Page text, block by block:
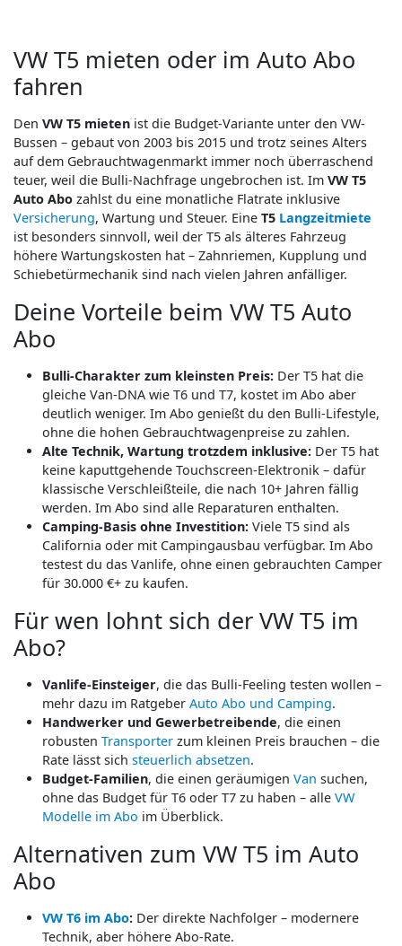
VW T5 mieten oder im Auto Abo
fahren
Den VW T5 mieten ist die Budget-Variante unter den VW-
Bussen – gebaut von 2003 bis 2015 und trotz seines Alters
auf dem Gebrauchtwagenmarkt immer noch überraschend
teuer, weil die Bulli-Nachfrage ungebrochen ist. Im VW T5
Auto Abo zahlst du eine monatliche Flatrate inklusive
Versicherung, Wartung und Steuer. Eine T5 Langzeitmiete
ist besonders sinnvoll, weil der T5 als älteres Fahrzeug
höhere Wartungskosten hat – Zahnriemen, Kupplung und
Schiebetürmechanik sind nach vielen Jahren anfälliger.
Deine Vorteile beim VW T5 Auto
Abo
Bulli-Charakter zum kleinsten Preis: Der T5 hat die
gleiche Van-DNA wie T6 und T7, kostet im Abo aber
deutlich weniger. Im Abo genießt du den Bulli-Lifestyle,
ohne die hohen Gebrauchtwagenpreise zu zahlen.
Alte Technik, Wartung trotzdem inklusive: Der T5 hat
keine kaputtgehende Touchscreen-Elektronik – dafür
klassische Verschleißteile, die nach 10+ Jahren fällig
werden. Im Abo sind alle Reparaturen enthalten.
Camping-Basis ohne Investition: Viele T5 sind als
California oder mit Campingausbau verfügbar. Im Abo
testest du das Vanlife, ohne einen gebrauchten Camper
für 30.000 €+ zu kaufen.
Für wen lohnt sich der VW T5 im
Abo?
Vanlife-Einsteiger, die das Bulli-Feeling testen wollen –
mehr dazu im Ratgeber Auto Abo und Camping.
Handwerker und Gewerbetreibende, die einen
robusten Transporter zum kleinen Preis brauchen – die
Rate lässt sich steuerlich absetzen.
Budget-Familien, die einen geräumigen Van suchen,
ohne das Budget für T6 oder T7 zu haben – alle VW
Modelle im Abo im Überblick.
Alternativen zum VW T5 im Auto
Abo
VW T6 im Abo: Der direkte Nachfolger – modernere
Technik, aber höhere Abo-Rate.